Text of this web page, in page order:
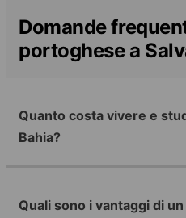
Domande
portoghese a
Quanto costa vivere e
Bahia?
Quali sono i vantaggi di